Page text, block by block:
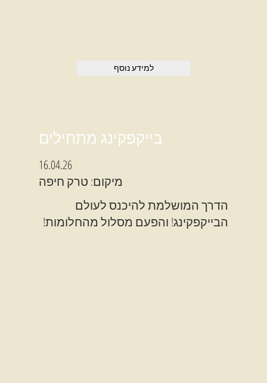
למידע נוסף
בייקפקינג מתחילים
16.04.26
מיקום: טרק חיפה
הדרך המושלמת להיכנס לעולם
הבייקפקינג! והפעם מסלול מהחלומות!